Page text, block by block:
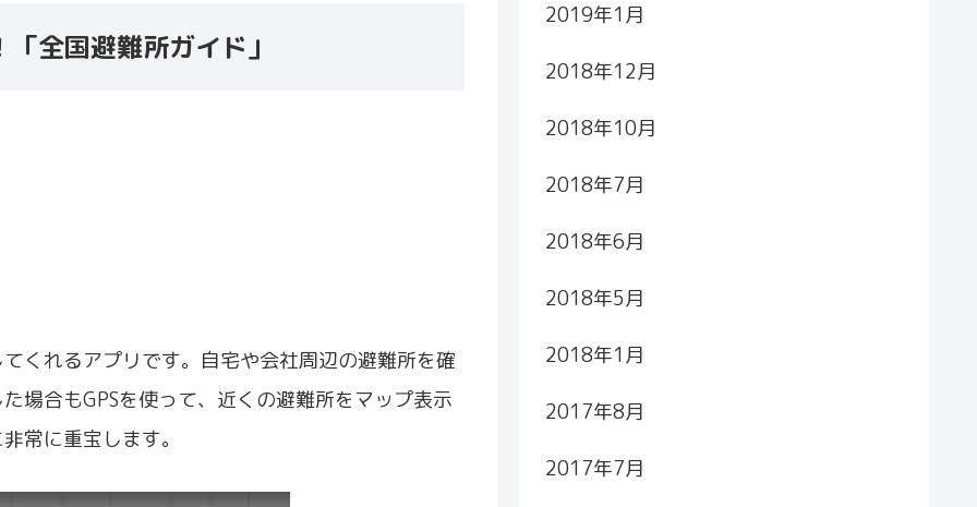
全国避難所ガイド」
くれるアプリです。自宅や会社周辺の避難所を確
場合もGPSを使って、近くの避難所をマップ表示
常に重宝します。
2019年1月
2018年12月
2018年10月
2018年7月
2018年6月
2018年5月
2018年1月
2017年8月
2017年7月